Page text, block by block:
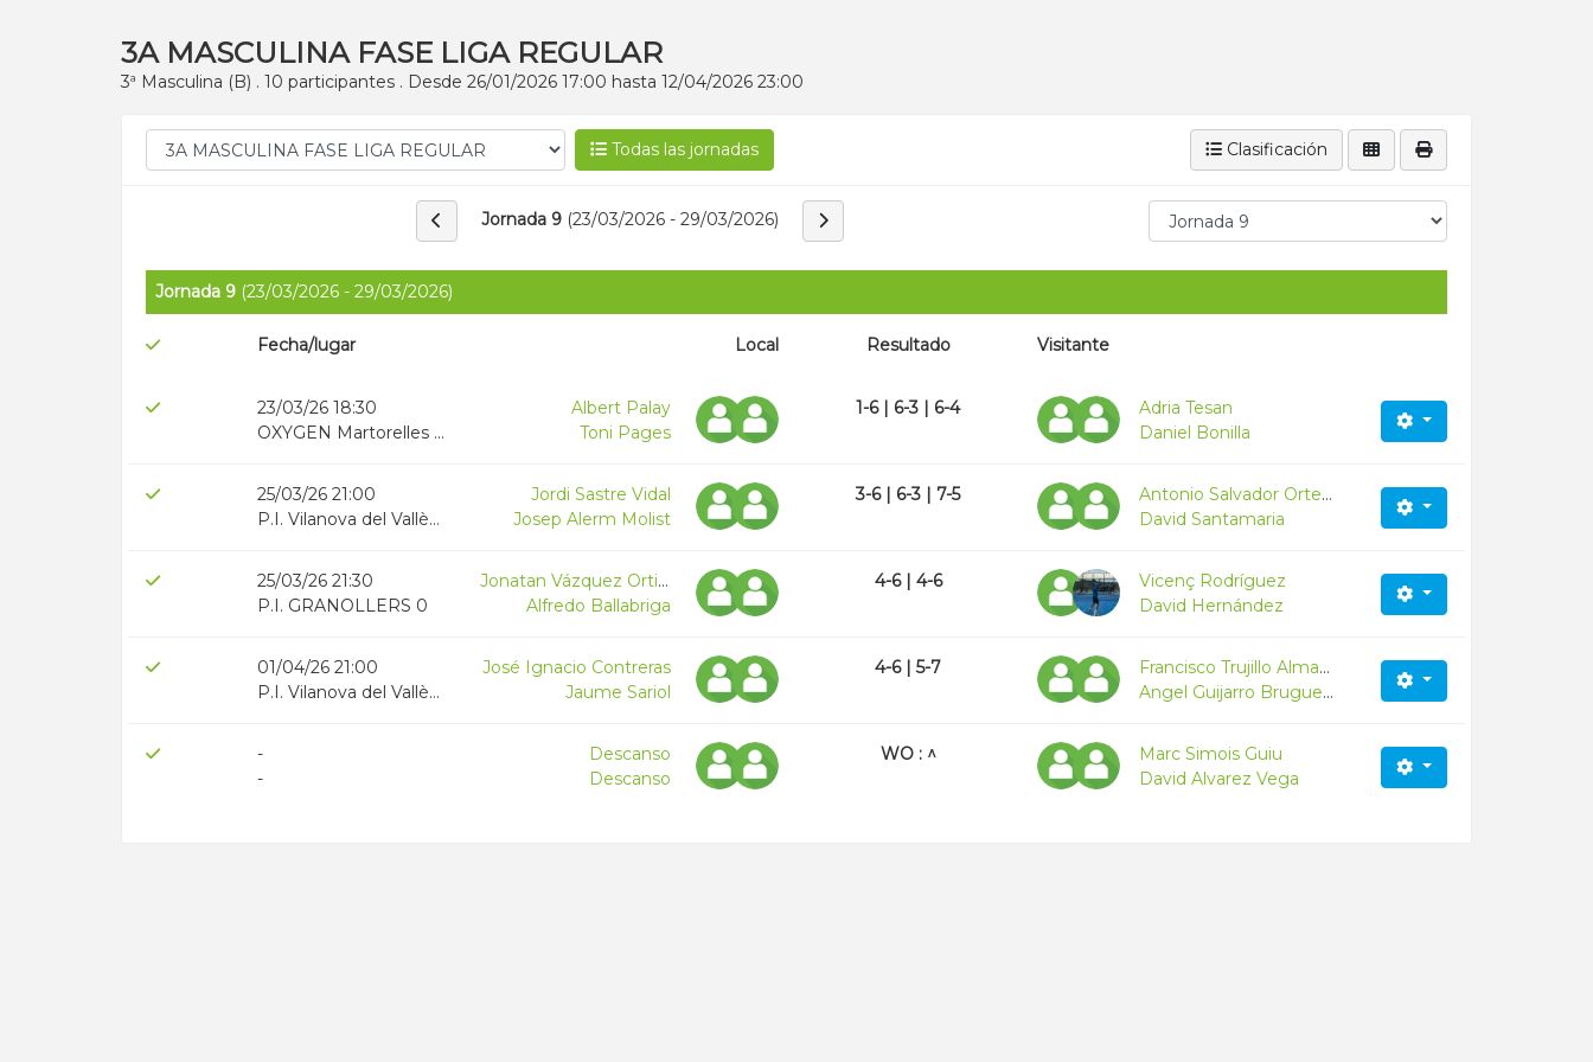
3A MASCULINA FASE LIGA REGULAR
3ª Masculina (B) . 10 participantes . Desde 26/01/2026 17:00 hasta 12/04/2026 23:00
Todas las jornadas Clasificación
Jornada 9(23/03/2026 - 29/03/2026)
Jornada 9 (23/03/2026 - 29/03/2026)
Fecha/lugar Local Resultado Visitante
23/03/26 18:30
OXYGEN Martorelles 1
Albert Palay
Toni Pages
1-6 | 6-3 | 6-4
Adria Tesan
Daniel Bonilla
25/03/26 21:00
P.I. Vilanova del Vallès (Esclat) 1
Jordi Sastre Vidal
Josep Alerm Molist
3-6 | 6-3 | 7-5
Antonio Salvador Ortega Muñoz
David Santamaria
25/03/26 21:30
P.I. GRANOLLERS 0
Jonatan Vázquez Ortiz
Alfredo Ballabriga
4-6 | 4-6
Vicenç Rodríguez
David Hernández
01/04/26 21:00
P.I. Vilanova del Vallès (Esclat) 0
José Ignacio Contreras
Jaume Sariol
4-6 | 5-7
Francisco Trujillo Almansa
Angel Guijarro Bruguera
-
-
Descanso
Descanso
WO : ^
Marc Simois Guiu
David Alvarez Vega